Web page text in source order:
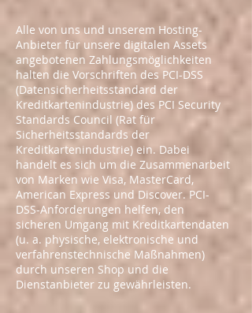
Alle von uns und unserem Hosting-
Anbieter für unsere digitalen Assets
angebotenen Zahlungsmöglichkeiten
halten die Vorschriften des PCI-DSS
(Datensicherheitsstandard der
Kreditkartenindustrie) des PCI Security
Standards Council (Rat für
Sicherheitsstandards der
Kreditkartenindustrie) ein. Dabei
handelt es sich um die Zusammenarbeit
von Marken wie Visa, MasterCard,
American Express und Discover. PCI-
DSS-Anforderungen helfen, den
sicheren Umgang mit Kreditkartendaten
(u. a. physische, elektronische und
verfahrenstechnische Maßnahmen)
durch unseren Shop und die
Dienstanbieter zu gewährleisten.